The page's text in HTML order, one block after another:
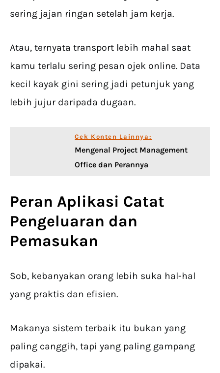
sering jajan ringan setelah jam kerja.
Atau, ternyata transport lebih mahal saat
kamu terlalu sering pesan ojek online. Data
kecil kayak gini sering jadi petunjuk yang
lebih jujur daripada dugaan.
Cek Konten Lainnya:
Mengenal Project Management
Office dan Perannya
Peran Aplikasi Catat
Pengeluaran dan
Pemasukan
Sob, kebanyakan orang lebih suka hal-hal
yang praktis dan efisien.
Makanya sistem terbaik itu bukan yang
paling canggih, tapi yang paling gampang
dipakai.